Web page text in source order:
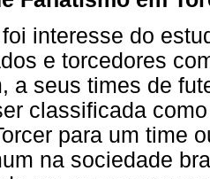
interesse do
e torcedores
a seus times de
classificada
para um time
na sociedade